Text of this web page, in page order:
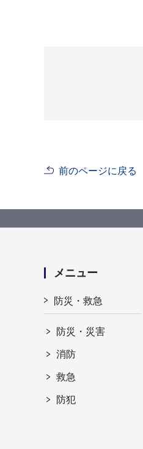
前のページに戻る
メニュー
防災・救急
防災・災害
消防
救急
防犯